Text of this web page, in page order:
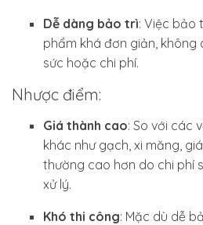
Dễ dàng bảo trì: Việc bảo
phẩm khá đơn giản, không
sức hoặc chi phí.
Nhược điểm:
Giá thành cao: So với các
khác như gạch, xi măng,
thường cao hơn do chi phí
xử lý.
Khó thi công: Mặc dù dễ